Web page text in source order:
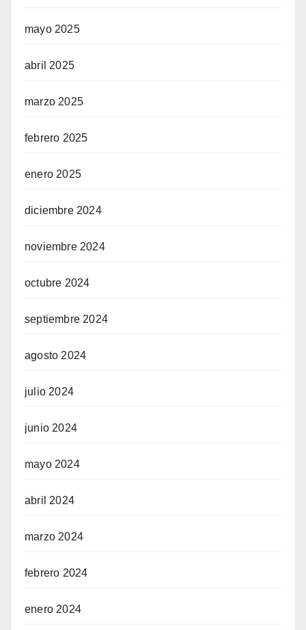
mayo 2025
abril 2025
marzo 2025
febrero 2025
enero 2025
diciembre 2024
noviembre 2024
octubre 2024
septiembre 2024
agosto 2024
julio 2024
junio 2024
mayo 2024
abril 2024
marzo 2024
febrero 2024
enero 2024